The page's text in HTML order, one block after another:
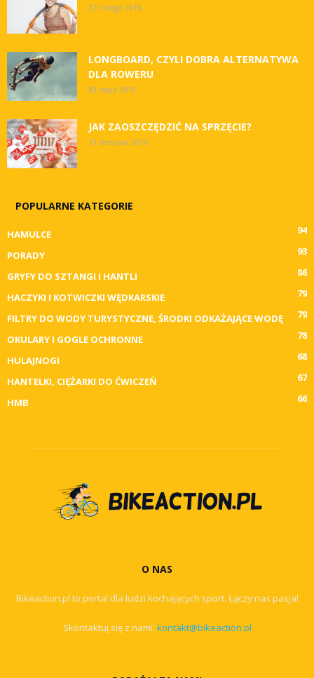
27 lutego 2018
LONGBOARD, CZYLI DOBRA ALTERNATYWA
DLA ROWERU
30 maja 2018
JAK ZAOSZCZĘDZIĆ NA SPRZĘCIE?
10 sierpnia 2018
POPULARNE KATEGORIE
HAMULCE
94
PORADY
93
GRYFY DO SZTANGI I HANTLI
86
HACZYKI I KOTWICZKI WĘDKARSKIE
79
FILTRY DO WODY TURYSTYCZNE, ŚRODKI ODKAŻAJĄCE WODĘ
79
OKULARY I GOGLE OCHRONNE
78
HULAJNOGI
68
HANTELKI, CIĘŻARKI DO ĆWICZEŃ
67
HMB
66
O NAS
Bikeaction.pl to portal dla ludzi kochających sport. Łączy nas pasja!
Skontaktuj się z nami: kontakt@bikeaction.pl